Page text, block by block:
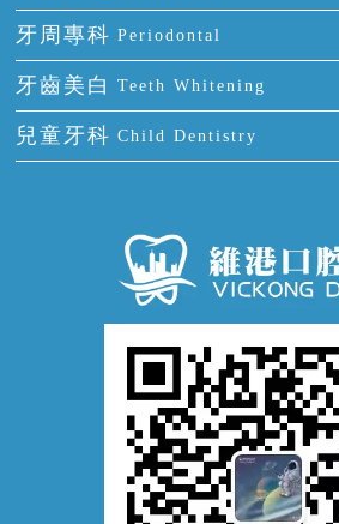
全口缺失
牙齒前突
牙齒稀疏
氟斑牙
四環素牙
活動假牙
牙貼面
智齒
根管治療
拔牙
牙痛
正確刷牙
全國愛牙日
預防牙病
牙科通識
牙周專科 Periodontal
牙周炎
牙齦出血
牙齦炎
牙齦萎縮
牙齒美白 Teeth Whitening
冷光美白
兒童牙科 Child Dentistry